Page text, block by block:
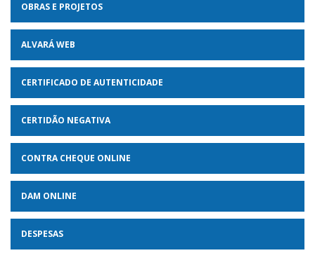
OBRAS E PROJETOS
ALVARÁ WEB
CERTIFICADO DE AUTENTICIDADE
CERTIDÃO NEGATIVA
CONTRA CHEQUE ONLINE
DAM ONLINE
DESPESAS